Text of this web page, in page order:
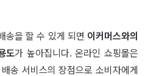
송을 할 수 있게 되면 이커머스와의
도가 높아집니다. 온라인 쇼핑몰은
송 서비스의 장점으로 소비자에게